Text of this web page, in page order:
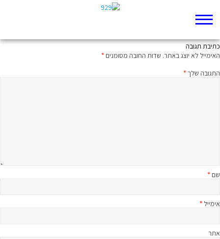
כתיבת תגובה
האימייל לא יוצג באתר. שדות החובה מסומנים*
התגובה שלך*
שם*
אימייל *
אתר